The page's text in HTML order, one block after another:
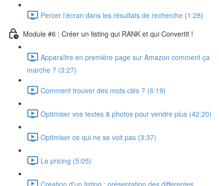
Percer l'écran dans les résultats de recherche (1:28)
Module #6 : Créer un listing qui RANK et qui Convertit !
Apparaître en première page sur Amazon comment ça
marche ? (3:27)
Comment trouver des mots clés ? (6:19)
Optimiser vos textes & photos pour vendre plus (42:20)
Optimiser ce qui ne se voit pas (3:37)
Le pricing (5:05)
Création d'un listing : présentation des différentes